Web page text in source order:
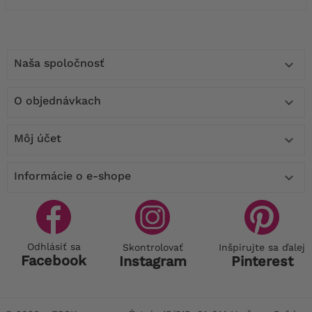
Naša spoločnosť 
O objednávkach 
Môj účet 
Informácie o e-shope 
Odhlásiť sa
Facebook
Skontrolovať
Instagram
Inšpirujte sa ďalej
Pinterest